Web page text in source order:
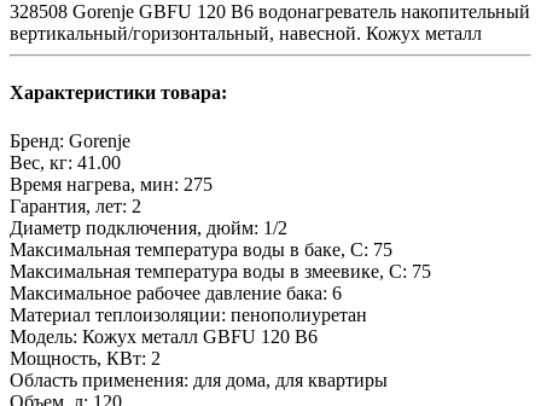
328508 Gorenje GBFU 120 B6 водонагреватель накопительный
вертикальный/горизонтальный, навесной. Кожух металл
Характеристики товара:
Бренд: Gorenje
Вес, кг: 41.00
Время нагрева, мин: 275
Гарантия, лет: 2
Диаметр подключения, дюйм: 1/2
Максимальная температура воды в баке, С: 75
Максимальная температура воды в змеевике, С: 75
Максимальное рабочее давление бака: 6
Материал теплоизоляции: пенополиуретан
Модель: Кожух металл GBFU 120 B6
Мощность, КВт: 2
Область применения: для дома, для квартиры
Объем, л: 120